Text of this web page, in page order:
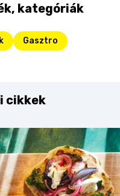
kategóriák
Gasztro
cikkek